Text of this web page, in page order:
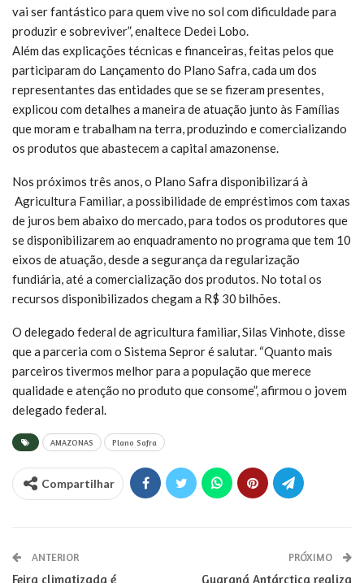
vai ser fantástico para quem vive no sol com dificuldade para
produzir e sobreviver”, enaltece Dedei Lobo.
Além das explicações técnicas e financeiras, feitas pelos que
participaram do Lançamento do Plano Safra, cada um dos
representantes das entidades que se se fizeram presentes,
explicou com detalhes a maneira de atuação junto às Famílias
que moram e trabalham na terra, produzindo e comercializando
os produtos que abastecem a capital amazonense.
Nos próximos três anos, o Plano Safra disponibilizará à
Agricultura Familiar, a possibilidade de empréstimos com taxas
de juros bem abaixo do mercado, para todos os produtores que
se disponibilizarem ao enquadramento no programa que tem 10
eixos de atuação, desde a segurança da regularização
fundiária, até a comercialização dos produtos. No total os
recursos disponibilizados chegam a R$ 30 bilhões.
O delegado federal de agricultura familiar, Silas Vinhote, disse
que a parceria com o Sistema Sepror é salutar. “Quanto mais
parceiros tivermos melhor para a população que merece
qualidade e atenção no produto que consome”, afirmou o jovem
delegado federal.
AMAZONAS Plano Safra
Compartilhar
ANTERIOR
Feira climatizada é
PRÓXIMO
Guaraná Antárctica realiza